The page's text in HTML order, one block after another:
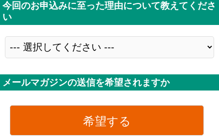
今回のお申込みに至った理由について教えてくださ
い
メールマガジンの送信を希望されますか
希望する